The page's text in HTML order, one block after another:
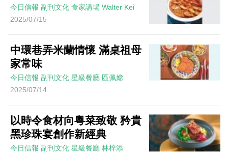
今日信報 副刊文化 食家講場 Walter Kei
2025/07/15
中環巷弄米蘭情懷 滿桌祖母
家常味
今日信報 副刊文化 星級餐廳 區佩嫦
2025/07/14
以時令食材向粵菜致敬 矜貴
黑珍珠宴創作新經典
今日信報 副刊文化 星級餐廳 林梓添